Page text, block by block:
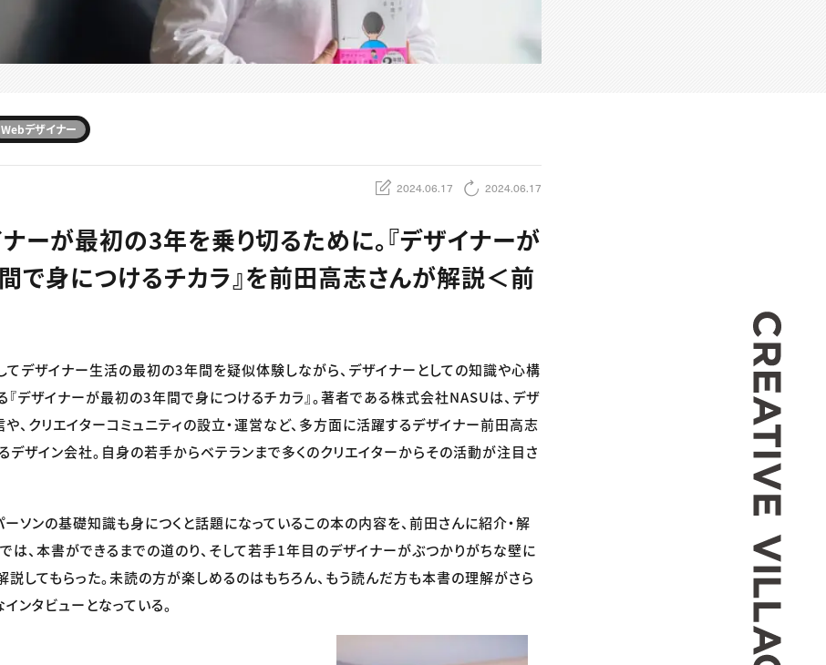
Webデザイナー
2024.06.17 2024.06.17
ーが最初の3年を乗り切るために。『デザイナーが
で身につけるチカラ』を前田高志さんが解説＜前
てデザイナー生活の最初の3年間を疑似体験しながら、デザイナーとしての知識や心構
『デザイナーが最初の3年間で身につけるチカラ』。著者である株式会社NASUは、デザ
、クリエイターコミュニティの設立・運営など、多方面に活躍するデザイナー前田高志
デザイン会社。自身の若手からベテランまで多くのクリエイターからその活動が注目さ
ーソンの基礎知識も身につくと話題になっているこの本の内容を、前田さんに紹介・解
は、本書ができるまでの道のり、そして若手1年目のデザイナーがぶつかりがちな壁に
説してもらった。未読の方が楽しめるのはもちろん、もう読んだ方も本書の理解がさら
ンタビューとなっている。